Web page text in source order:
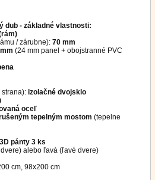
dub - základné vlastnosti:
/ zárubne): 70 mm
(24 mm panel + obojstranné PVC
strana): izolačné dvojsklo
oceľ
tepelným mostom (tepelne
pánty 3 ks
alebo ľavá (ľavé dvere)
cm, 98x200 cm